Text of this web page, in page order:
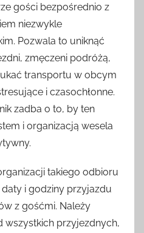
gości bezpośrednio z
niezwykle
Pozwala to uniknąć
zmęczeni podróżą,
transportu w obcym
i czasochłonne.
zadba o to, by ten
i organizacją wesela
takiego odbioru
daty i godziny przyjazdu
z gośćmi. Należy
wszystkich przyjezdnych,